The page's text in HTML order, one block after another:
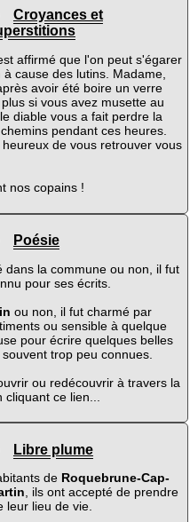
Croyances et
affirmé que l'on peut s'égarer
cause des lutins. Madame,
avoir été boire un verre
si vous avez musette au
diable vous a fait perdre la
pendant ces heures.
de vous retrouver vous
nos copains !
Poésie
dans la commune ou non, il fut
pour ses écrits.
ou non, il fut charmé par
ou sensible à quelque
pour écrire quelques belles
trop peu connues.
ou redécouvrir à travers la
ce lien...
Libre plume
de Roquebrune-Cap-
, ils ont accepté de prendre
leur lieu de vie.